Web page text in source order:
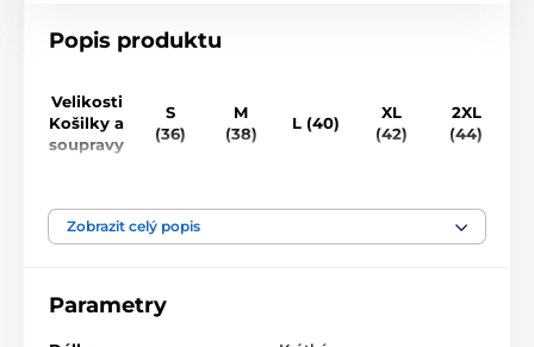
Popis produktu
Velikosti
Košilky a
soupravy
S
(36)
M
(38)
L (40)
XL
(42)
2XL
(44)
hrudníku
(cm)
88cm
114cm
pod prsy
85cm
Zobrazit celý popis
Parametry